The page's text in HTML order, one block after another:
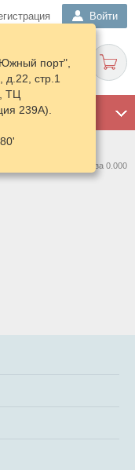
Войти
порт",
стр.1
ТЦ
239А).
предложений: 0 за 0.000